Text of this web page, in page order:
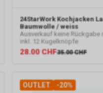
24StarWork Kochjacken
Baumwolle / weiss
Ausverkauf keine Rückgabe
inkl. 12 Kugelknöpfe
28.00 CHF35.00 CHF
OUTLET -20%